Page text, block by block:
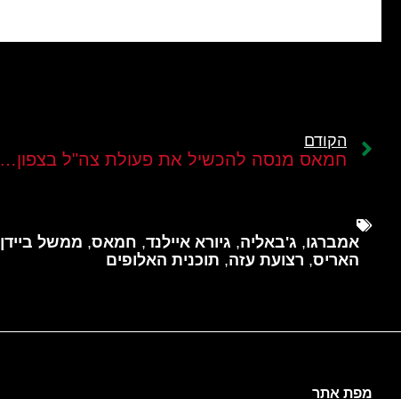
הקודם
חמאס מנסה להכשיל את פעולת צה"ל בצפון הרצועה ואת יישום "תוכנית האלופים" של גיורא איילנד
אמברגו, ג'באליה, גיורא איילנד, חמאס, ממשל ביידן
האריס, רצועת עזה, תוכנית האלופים
מפת אתר